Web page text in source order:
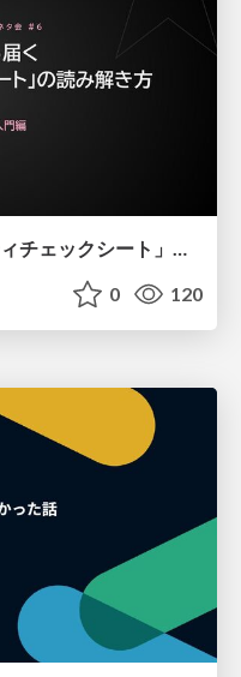
取引先から届く 「セキュリティチェックシート」の読み解き方
0 120